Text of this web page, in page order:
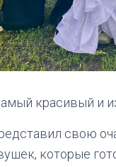
красивый и
свою
которые